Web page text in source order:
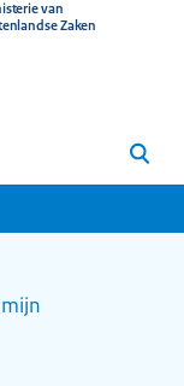
van
Zaken
Zoeken